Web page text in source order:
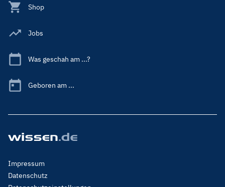
Shop
Jobs
Was geschah am ...?
Geboren am ...
Footer
Menu
Impressum
Datenschutz